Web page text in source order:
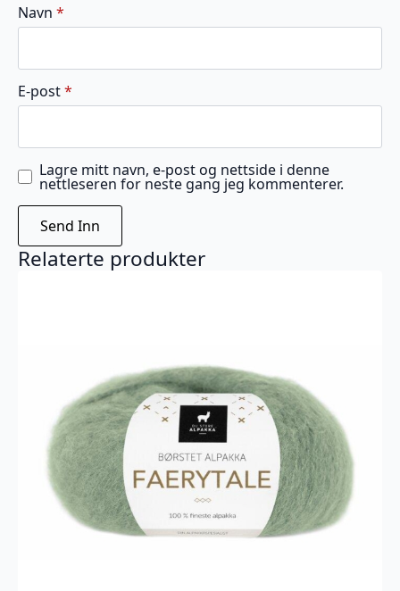
Navn *
E-post*
Lagre mitt navn, e-post og nettside i denne
nettleseren for neste gang jeg kommenterer.
Relaterte produkter